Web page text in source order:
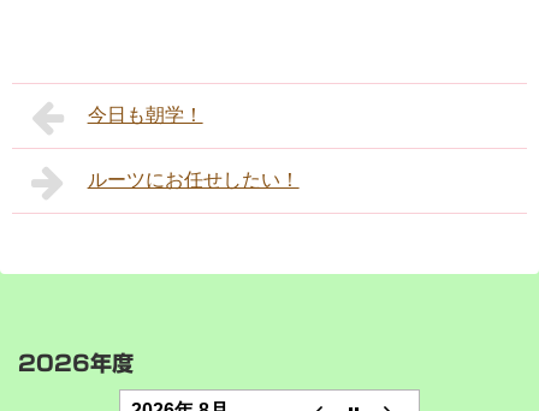
今日も朝学！
ルーツにお任せしたい！
2026年度